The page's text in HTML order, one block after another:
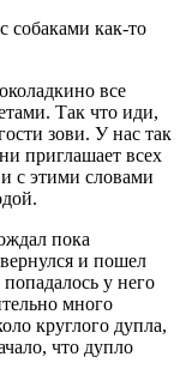
собаками как-то
все
Так что иди,
зови. У нас так
приглашает всех
с этими словами
пока
и пошел
у него
много
круглого дупла,
что дупло